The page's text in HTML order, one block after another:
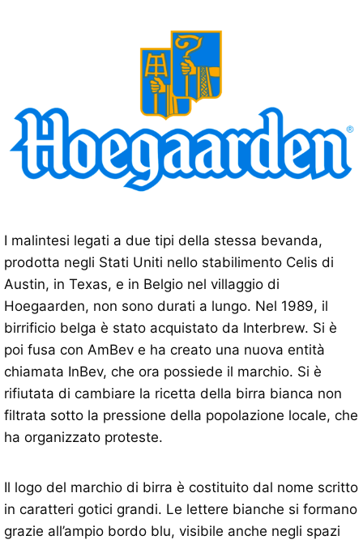
I malintesi legati a due tipi della stessa bevanda,
prodotta negli Stati Uniti nello stabilimento Celis di
Austin, in Texas, e in Belgio nel villaggio di
Hoegaarden, non sono durati a lungo. Nel 1989, il
birrificio belga è stato acquistato da Interbrew. Si è
poi fusa con AmBev e ha creato una nuova entità
chiamata InBev, che ora possiede il marchio. Si è
rifiutata di cambiare la ricetta della birra bianca non
filtrata sotto la pressione della popolazione locale, che
ha organizzato proteste.
Il logo del marchio di birra è costituito dal nome scritto
in caratteri gotici grandi. Le lettere bianche si formano
grazie all’ampio bordo blu, visibile anche negli spazi